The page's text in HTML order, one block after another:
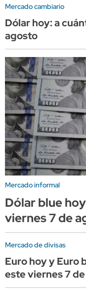
Mercado cambiario
Dólar hoy: a
agosto
Mercado informal
Dólar blue
viernes 7 de
Mercado de divisas
Euro hoy y Euro
este viernes 7